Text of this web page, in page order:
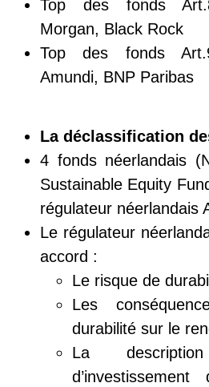
Top des fonds
Morgan, Black Rock
Top des fonds
Amundi, BNP Paribas
La déclassification
4 fonds néerlandais
Sustainable Equity
régulateur néerlandais
Le régulateur
accord :
Le risque de
Les
durabilité sur le
La